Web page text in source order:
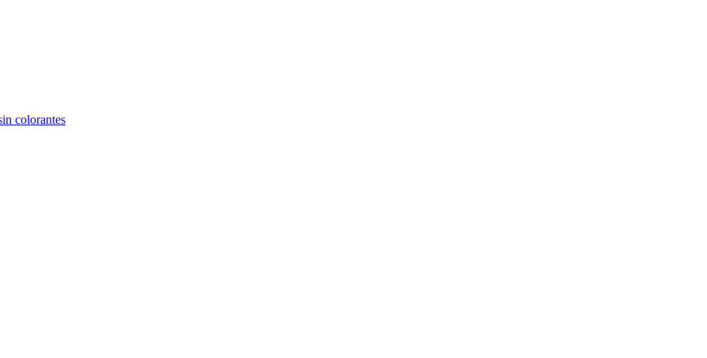
de trabajo interesantes en nuestro Global Job Maket.
colorantes